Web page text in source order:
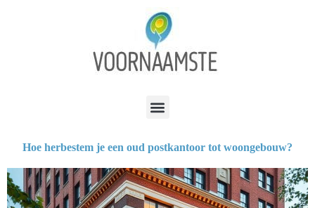
Hoe herbestem je een oud postkantoor tot woongebouw?